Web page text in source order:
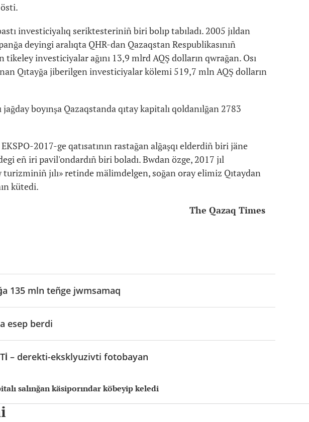
salınğan käsiporındar köbeyip keledi
investiciyalıq seriktesteriniñ biri bolıp tabıladı. 2005 jıldan
deyingi aralıqta QHR-dan Qazaqstan Respublikasınıñ
tikeley investiciyalar ağını 13,9 mlrd AQŞ dolların qwrağan. Osı
Qıtayğa jiberilgen investiciyalar kölemi 519,7 mln AQŞ dolların
jağday boyınşa Qazaqstanda qıtay kapitalı qoldanılğan 2783
2017-ge qatısatının rastağan alğaşqı elderdiñ biri jäne
eñ iri pavil'ondardıñ biri boladı. Bwdan özge, 2017 jıl
turizminiñ jılı» retinde mälimdelgen, soğan oray elimiz Qıtaydan
kütedi.
The Qazaq Times
135 mln teñge jwmsamaq
esep berdi
– derekti-eksklyuzivti fotobayan